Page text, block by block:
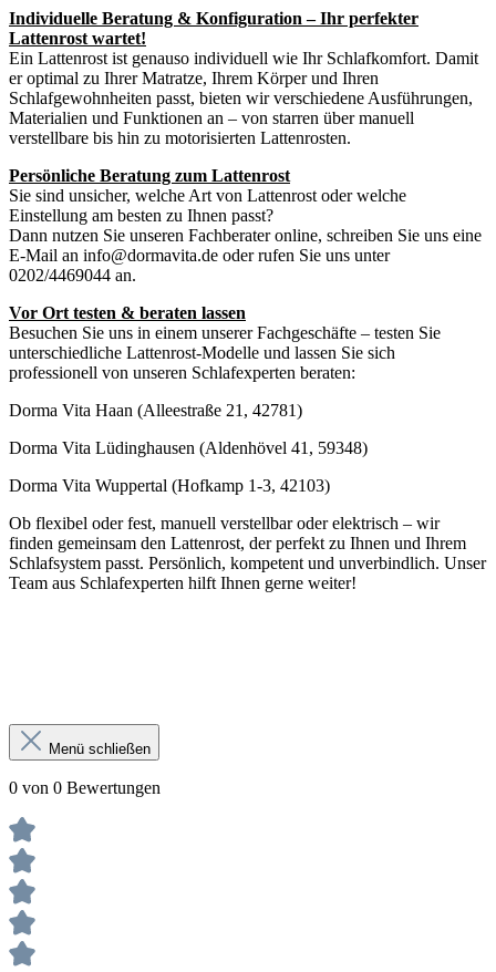
Individuelle Beratung & Konfiguration – Ihr perfekter
Lattenrost wartet!
Ein Lattenrost ist genauso individuell wie Ihr Schlafkomfort. Damit
er optimal zu Ihrer Matratze, Ihrem Körper und Ihren
Schlafgewohnheiten passt, bieten wir verschiedene Ausführungen,
Materialien und Funktionen an – von starren über manuell
verstellbare bis hin zu motorisierten Lattenrosten.
Persönliche Beratung zum Lattenrost
Sie sind unsicher, welche Art von Lattenrost oder welche
Einstellung am besten zu Ihnen passt?
Dann nutzen Sie unseren Fachberater online, schreiben Sie uns eine
E-Mail an info@dormavita.de oder rufen Sie uns unter
0202/4469044 an.
Vor Ort testen & beraten lassen
Besuchen Sie uns in einem unserer Fachgeschäfte – testen Sie
unterschiedliche Lattenrost-Modelle und lassen Sie sich
professionell von unseren Schlafexperten beraten:
Dorma Vita Haan (Alleestraße 21, 42781)
Dorma Vita Lüdinghausen (Aldenhövel 41, 59348)
Dorma Vita Wuppertal (Hofkamp 1-3, 42103)
Ob flexibel oder fest, manuell verstellbar oder elektrisch – wir
finden gemeinsam den Lattenrost, der perfekt zu Ihnen und Ihrem
Schlafsystem passt. Persönlich, kompetent und unverbindlich. Unser
Team aus Schlafexperten hilft Ihnen gerne weiter!
Menü schließen
0 von 0 Bewertungen